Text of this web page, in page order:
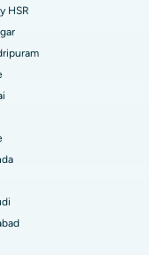
Kanpur, Lucknow
26, Noida
Ahmedabad
Pradesh
Road,
Bhubaneswar
Road, Bilaspur
HSR